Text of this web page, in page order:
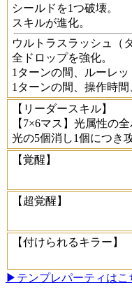
シールドを1つ破壊。
スキルが進化。
ウルトラスラッシュ
（
全ドロップを強化。
1ターンの間、ルーレッ
1ターンの間、操作時間
【リーダースキル】
【7×6マス】光属性の
光の5個消し1個につき
【覚醒】
【超覚醒】
【付けられるキラー】
▶テンプレパーティはこ